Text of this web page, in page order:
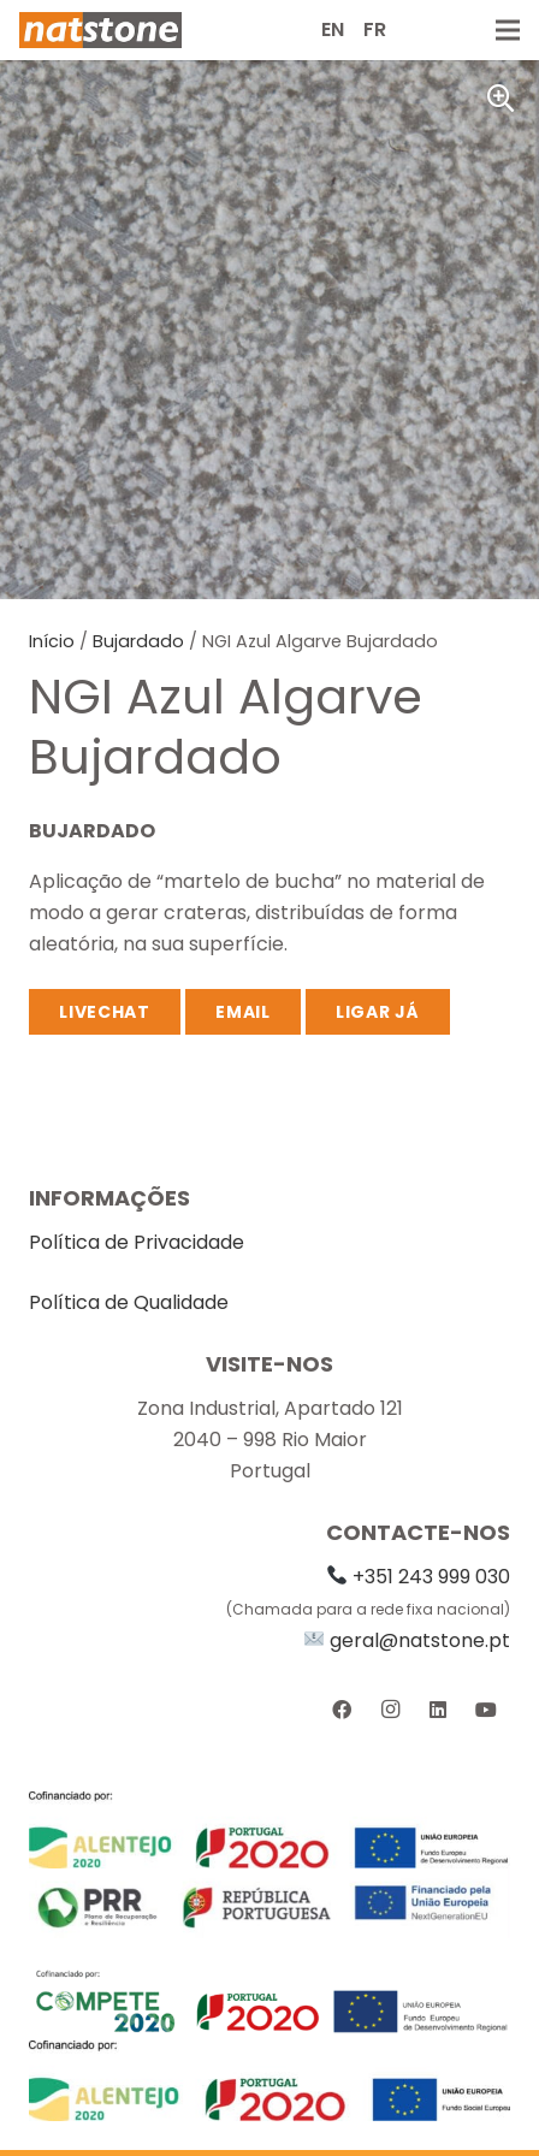
EN FR
Início / Bujardado / NGI Azul Algarve Bujardado
NGI Azul Algarve
Bujardado
BUJARDADO
Aplicação de “martelo de bucha” no material de
modo a gerar crateras, distribuídas de forma
aleatória, na sua superfície.
LIVECHAT EMAIL LIGAR JÁ
INFORMAÇÕES
Política de Privacidade
Política de Qualidade
VISITE-NOS
Zona Industrial, Apartado 121
2040 – 998 Rio Maior
Portugal
CONTACTE-NOS
+351 243 999 030
(Chamada para a rede fixa nacional)
geral@natstone.pt